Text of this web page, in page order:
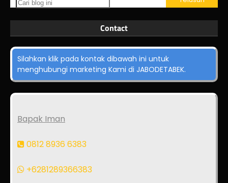
Contact
Silahkan klik pada kontak dibawah ini untuk
menghubungi marketing Kami di JABODETABEK.
Bapak Iman
0812 8936 6383
+6281289366383